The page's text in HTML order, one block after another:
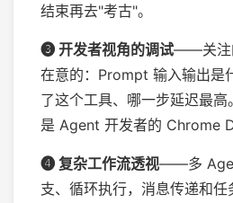
结束再去"考古"。
❸ 开发者视角的调试——关注
在意的：Prompt 输入输出是
了这个工具、哪一步延迟最高
是 Agent 开发者的 Chrome
❹ 复杂工作流透视——多
支、循环执行，消息传递和